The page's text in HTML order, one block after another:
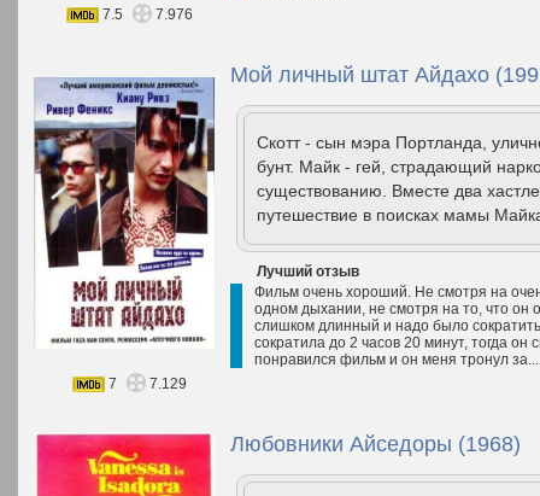
7.5
7.976
Мой личный штат Айдахо
Скотт - сын мэра Портланда,
бунт. Майк - гей, страдающий
существованию. Вместе два
путешествие в поисках мамы
Лучший отзыв
Фильм очень хороший. Не смотря на
одном дыхании, не смотря на то, что он
слишком длинный и надо было
сократила до 2 часов 20 минут, тогда
понравился фильм и он меня тронул
7
7.129
Любовники Айседоры (1968)